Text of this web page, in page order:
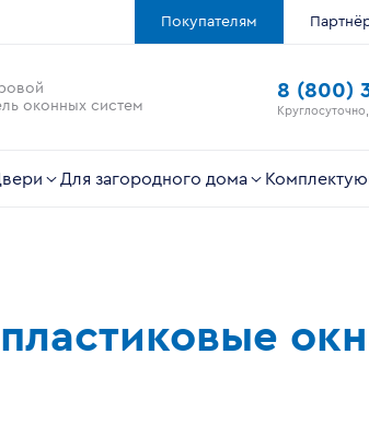
Покупателям
оконных систем
8 (800)
Для загородного дома
пластиковые